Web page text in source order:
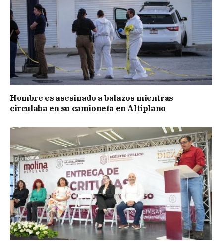
Hombre es asesinado a balazos mientras
circulaba en su camioneta en Altiplano